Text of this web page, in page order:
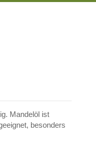
Mandelöl ist
besonders